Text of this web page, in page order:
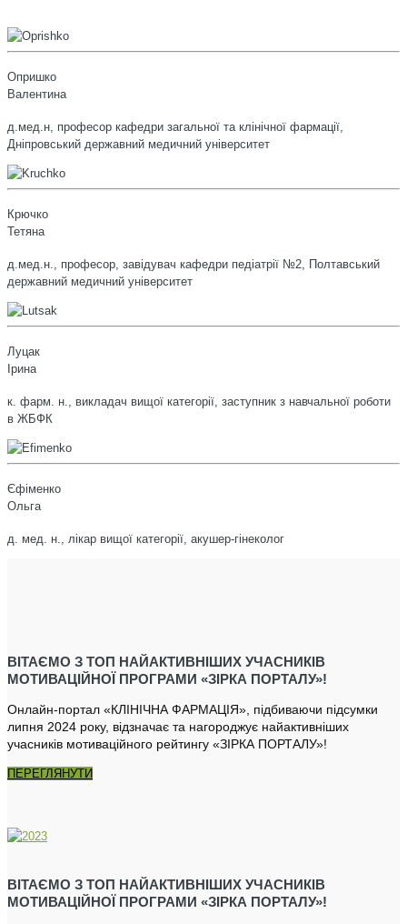
Опришко
Валентина
д.мед.н, професор кафедри загальної та клінічної фармації,
Дніпровський державний медичний університет
Крючко
Тетяна
д.мед.н., професор, завідувач кафедри педіатрії №2, Полтавський
державний медичний університет
Луцак
Ірина
к. фарм. н., викладач вищої категорії, заступник з навчальної роботи
в ЖБФК
Єфіменко
Ольга
д. мед. н., лікар вищої категорії, акушер-гінеколог
ВІТАЄМО З ТОП НАЙАКТИВНІШИХ УЧАСНИКІВ
МОТИВАЦІЙНОЇ ПРОГРАМИ «ЗІРКА ПОРТАЛУ»!
Онлайн-портал «КЛІНІЧНА ФАРМАЦІЯ», підбиваючи підсумки
липня 2024 року, відзначає та нагороджує найактивніших
учасників мотиваційного рейтингу «ЗІРКА ПОРТАЛУ»!
ПЕРЕГЛЯНУТИ
ВІТАЄМО З ТОП НАЙАКТИВНІШИХ УЧАСНИКІВ
МОТИВАЦІЙНОЇ ПРОГРАМИ «ЗІРКА ПОРТАЛУ»!